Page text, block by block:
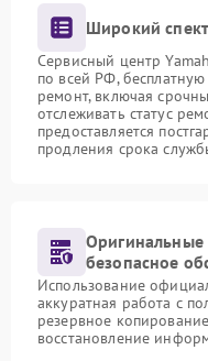
Широкий
Сервисный центр
по всей РФ,
ремонт, включая
отслеживать статус
предоставляется
продления срока
безопасное
Использование
аккуратная работа с
резервное
восстановление